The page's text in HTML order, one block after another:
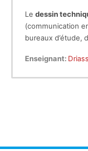
Le dessin
(communication
bureaux d’étude,
mécaniques (ou
année licence
Enseignant: